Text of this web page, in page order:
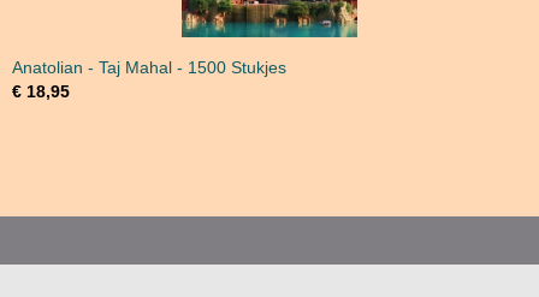
Anatolian - Taj Mahal - 1500 Stukjes
€ 18,95